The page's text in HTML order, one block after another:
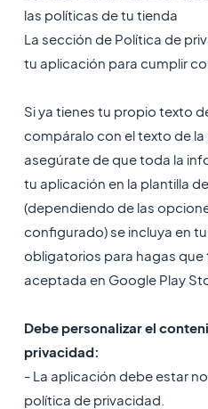
las políticas de tu tienda
La sección de Política de
tu aplicación para cumplir
Si ya tienes tu propio texto
compáralo con el texto de
asegúrate de que toda la
tu aplicación en la plantilla
(dependiendo de las
configurado) se incluya en
obligatorios para hagas que
aceptada en Google Play
Debe personalizar el
privacidad:
- La aplicación debe estar
política de privacidad.